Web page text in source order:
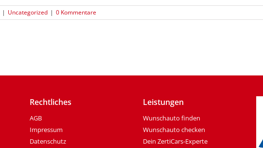
| Uncategorized | 0 Kommentare
Rechtliches
AGB
Impressum
Datenschutz
Leistungen
Wunschauto finden
Wunschauto checken
Dein ZertiCars-Experte